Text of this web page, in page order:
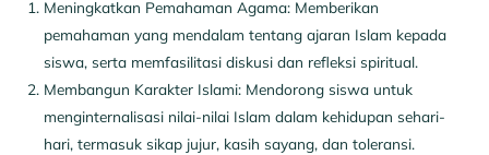
Meningkatkan Pemahaman Agama: Memberikan
pemahaman yang mendalam tentang ajaran Islam kepada
siswa, serta memfasilitasi diskusi dan refleksi spiritual.
Membangun Karakter Islami: Mendorong siswa untuk
menginternalisasi nilai-nilai Islam dalam kehidupan sehari-
hari, termasuk sikap jujur, kasih sayang, dan toleransi.